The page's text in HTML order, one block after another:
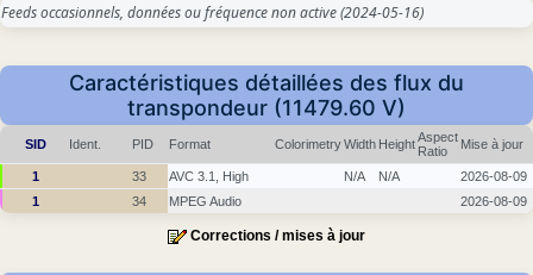
Feeds occasionnels, données ou fréquence non active(2024-05-16)
Caractéristiques détaillées des flux du
transpondeur (11479.60 V)
SID Ident. PID Format ColorimetryWidth HeightAspect
Ratio
Mise à jour
1 33 AVC 3.1, High N/A N/A
2026-08-09
1
34 MPEG Audio 2026-08-09
Corrections / mises à jour